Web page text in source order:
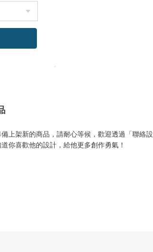
上架新的商品，請耐心等候，歡迎透過「聯絡設
你喜歡他的設計，給他更多創作勇氣！